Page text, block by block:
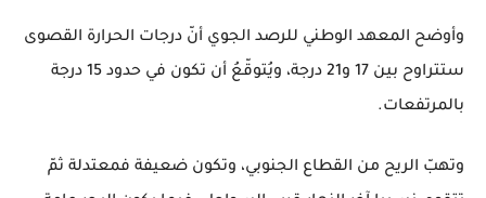
وأوضح المعهد الوطني للرصد الجوي أنّ درجات الحرارة القصوى
ستتراوح بين 17 و21 درجة، ويُتوقّعُ أن تكون في حدود 15 درجة
بالمرتفعات.
وتهبّ الريح من القطاع الجنوبي، وتكون ضعيفة فمعتدلة ثمّ